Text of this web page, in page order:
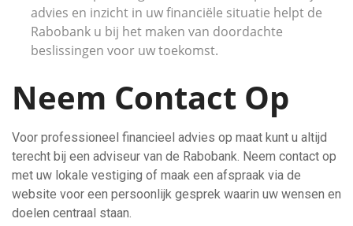
advies en inzicht in uw financiële situatie helpt de
Rabobank u bij het maken van doordachte
beslissingen voor uw toekomst.
Neem Contact Op
Voor professioneel financieel advies op maat kunt u altijd
terecht bij een adviseur van de Rabobank. Neem contact op
met uw lokale vestiging of maak een afspraak via de
website voor een persoonlijk gesprek waarin uw wensen en
doelen centraal staan.